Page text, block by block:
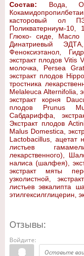
Состав: Вода,
касторовый ол
Поликватерниум-
Глюко- сиде, Масло
Динатриевый
Феноксиэтанол,
экстракт плодов Vitis
молочка, Persea
экстракт плодов
тростника
Melaleuca Alternifolia,
экстракт корня
плодов Prunus
Сабдариффа,
Экстракт плодов
Malus Domestica,
Lactobacillus, ацетат
листьев
лекарственного),
налиса (шалфея),
экстракт мяты
узколистной,
листьев эвкалипта
этилгексилглицерин,
Отзывы:
Войдите: